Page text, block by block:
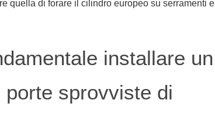
quella di forare il cilindro europeo su serramenti e
installare un
sprovviste di